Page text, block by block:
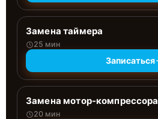
Замена таймера
25 мин
Записаться
Замена мотор-компрессора
20 мин